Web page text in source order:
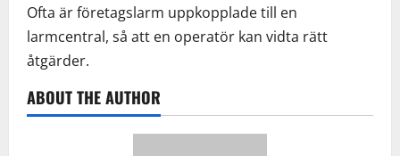
Ofta är företagslarm uppkopplade till en
larmcentral, så att en operatör kan vidta rätt
åtgärder.
ABOUT THE AUTHOR